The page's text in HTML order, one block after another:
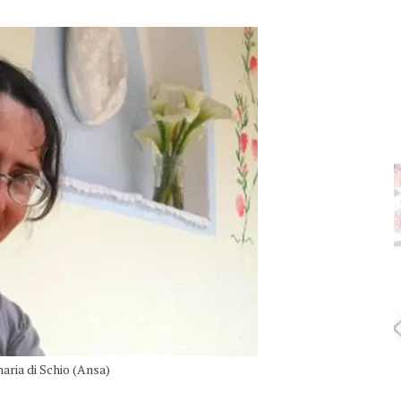
di Schio (Ansa)